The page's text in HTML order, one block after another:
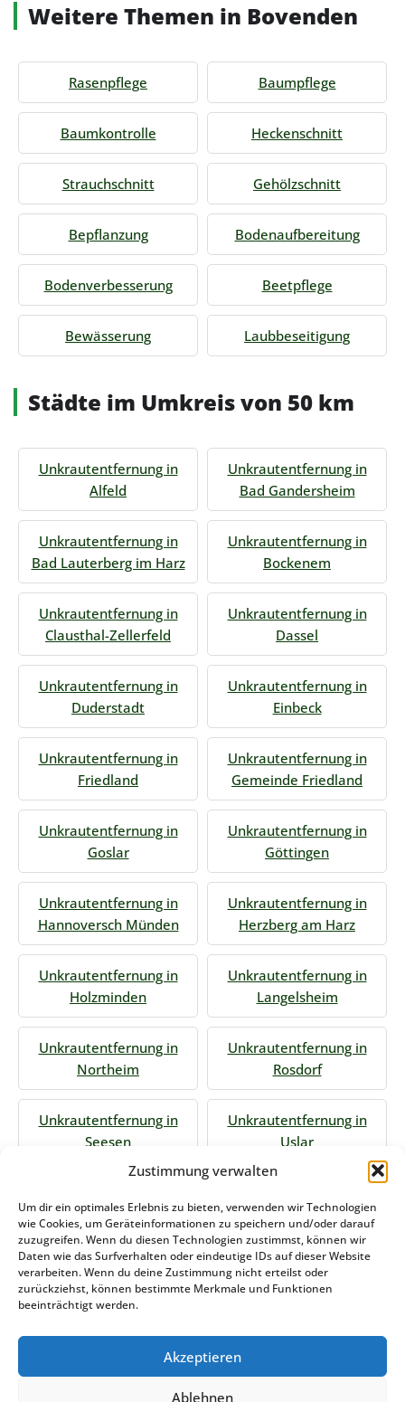
Zustimmung verwalten
Um dir ein optimales Erlebnis zu bieten, verwenden wir Technologien
wie Cookies, um Geräteinformationen zu speichern und/oder darauf
zuzugreifen. Wenn du diesen Technologien zustimmst, können wir
Daten wie das Surfverhalten oder eindeutige IDs auf dieser Website
verarbeiten. Wenn du deine Zustimmung nicht erteilst oder
zurückziehst, können bestimmte Merkmale und Funktionen
beeinträchtigt werden.
Akzeptieren
Ablehnen
Weitere Themen in Bovenden
Rasenpflege Baumpflege
Baumkontrolle Heckenschnitt
Strauchschnitt Gehölzschnitt
Bepflanzung Bodenaufbereitung
Bodenverbesserung Beetpflege
Bewässerung Laubbeseitigung
Städte im Umkreis von 50 km
Unkrautentfernung in
Alfeld
Unkrautentfernung in
Bad Gandersheim
Unkrautentfernung in
Bad Lauterberg im Harz
Unkrautentfernung in
Bockenem
Unkrautentfernung in
Clausthal-Zellerfeld
Unkrautentfernung in
Dassel
Unkrautentfernung in
Duderstadt
Unkrautentfernung in
Einbeck
Unkrautentfernung in
Friedland
Unkrautentfernung in
Gemeinde Friedland
Unkrautentfernung in
Goslar
Unkrautentfernung in
Göttingen
Unkrautentfernung in
Hannoversch Münden
Unkrautentfernung in
Herzberg am Harz
Unkrautentfernung in
Holzminden
Unkrautentfernung in
Langelsheim
Unkrautentfernung in
Northeim
Unkrautentfernung in
Rosdorf
Unkrautentfernung in
Seesen
Unkrautentfernung in
Uslar
Jetzt Anfrage stellen
Zum Formular
Das könnte Sie auch interessieren